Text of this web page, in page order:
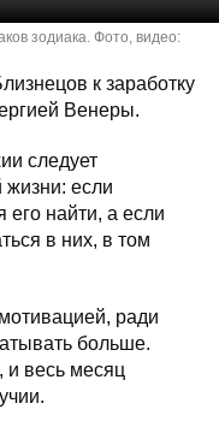
зодиака. Фото, видео:
к заработку
Венеры.
следует
жизни: если
его найти, а если
в них, в том
ради
больше.
и весь месяц